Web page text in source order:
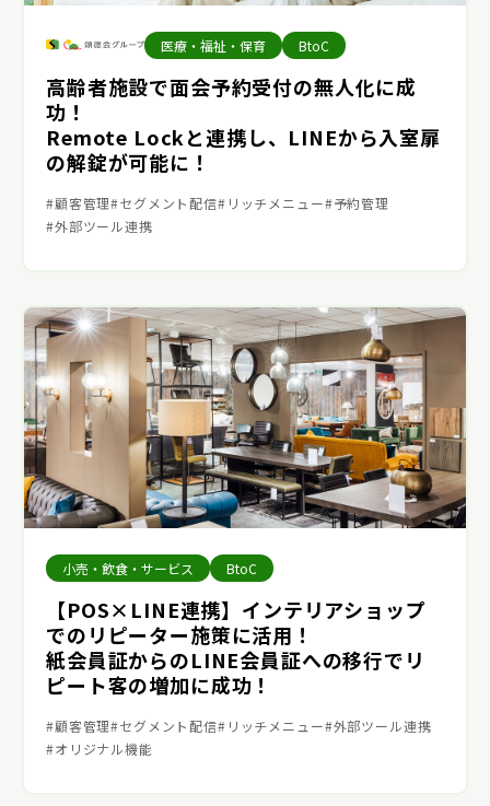
医療・福祉・保育 BtoC
高齢者施設で面会予約受付の無人化に成
功！
Remote Lockと連携し、LINEから入室扉
の解錠が可能に！
顧客管理 セグメント配信 リッチメニュー
予約管理
外部ツール連携
小売・飲食・サービス BtoC
【POS×LINE連携】インテリアショップ
でのリピーター施策に活用！
紙会員証からのLINE会員証への移行でリ
ピート客の増加に成功！
顧客管理 セグメント配信 リッチメニュー 外部ツール連携
オリジナル機能